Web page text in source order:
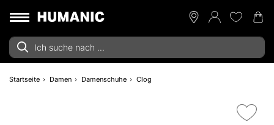
Startseite Damen Damenschuhe Clog